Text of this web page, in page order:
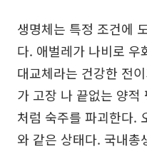
생명체는 특정 조건에
다. 애벌레가 나비로
대교체라는 건강한 전
가 고장 나 끝없는 양적
처럼 숙주를 파괴한다.
와 같은 상태다. 국내총